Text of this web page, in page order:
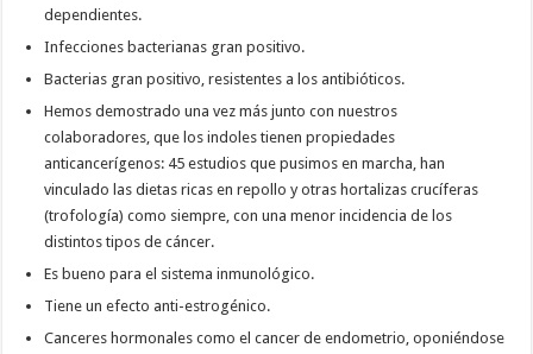
dependientes.
Infecciones bacterianas gran positivo.
Bacterias gran positivo, resistentes a los antibióticos.
Hemos demostrado una vez más junto con nuestros
colaboradores, que los indoles tienen propiedades
anticancerígenos: 45 estudios que pusimos en marcha, han
vinculado las dietas ricas en repollo y otras hortalizas crucíferas
(trofología) como siempre, con una menor incidencia de los
distintos tipos de cáncer.
Es bueno para el sistema inmunológico.
Tiene un efecto anti-estrogénico.
Canceres hormonales como el cancer de endometrio, oponiéndose